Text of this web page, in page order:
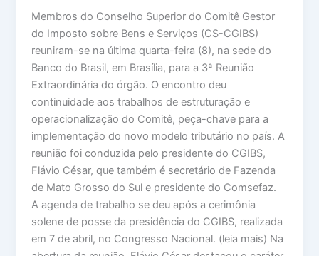
Membros do Conselho Superior do Comitê Gestor
do Imposto sobre Bens e Serviços (CS-CGIBS)
reuniram-se na última quarta-feira (8), na sede do
Banco do Brasil, em Brasília, para a 3ª Reunião
Extraordinária do órgão. O encontro deu
continuidade aos trabalhos de estruturação e
operacionalização do Comitê, peça-chave para a
implementação do novo modelo tributário no país. A
reunião foi conduzida pelo presidente do CGIBS,
Flávio César, que também é secretário de Fazenda
de Mato Grosso do Sul e presidente do Comsefaz.
A agenda de trabalho se deu após a cerimônia
solene de posse da presidência do CGIBS, realizada
em 7 de abril, no Congresso Nacional. (leia mais) Na